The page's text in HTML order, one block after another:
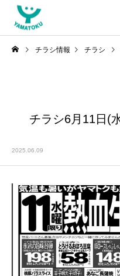
チラシ情報 チラシ
チラシ6月11日(
2025.06.09